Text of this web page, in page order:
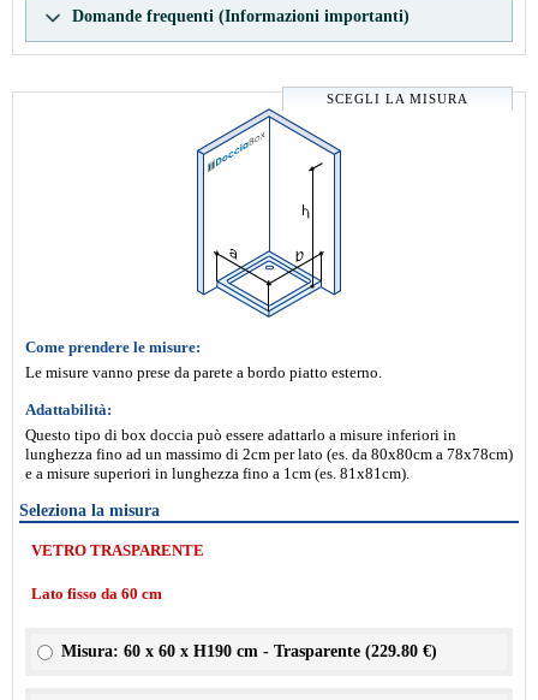
Domande frequenti (Informazioni importanti)
SCEGLI LA MISURA
Come prendere le misure:
Le misure vanno prese da parete a bordo piatto esterno.
Adattabilità:
Questo tipo di box doccia può essere adattarlo a misure inferiori in
lunghezza fino ad un massimo di 2cm per lato (es. da 80x80cm a 78x78cm)
e a misure superiori in lunghezza fino a 1cm (es. 81x81cm).
Seleziona la misura
VETRO TRASPARENTE
Lato fisso da 60 cm
Misura: 60 x 60 x H190 cm - Trasparente (229.80 €)